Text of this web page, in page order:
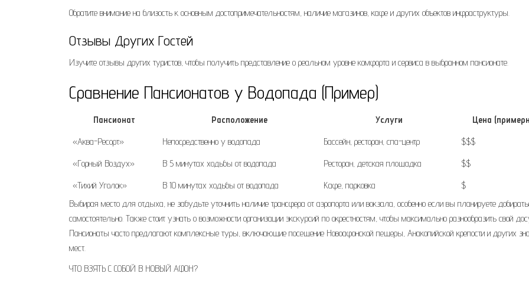
Обратите внимание на близость к основным достопримечательностям, наличие магазинов, кафе и других объектов инфраструктуры.
Отзывы Других Гостей
Изучите отзывы других туристов, чтобы получить представление о реальном уровне комфорта и сервиса в выбранном пансионате.
Сравнение Пансионатов у Водопада (Пример)
Пансионат Расположение Услуги
Цена
«Аква-Ресорт»
Непосредственно у водопада Бассейн, ресторан, спа-центр
$$$
«Горный Воздух»
В 5 минутах ходьбы от водопада Ресторан, детская площадка
$$
«Тихий Уголок»
В 10 минутах ходьбы от водопада Кафе, парковка
$
Выбирая место для отдыха, не забудьте уточнить наличие трансфера от аэропорта или вокзала, особенно если вы планируете
самостоятельно. Также стоит узнать о возможности организации экскурсий по окрестностям, чтобы максимально разнообразить свой
Пансионаты часто предлагают комплексные туры, включающие посещение Новоафонской пещеры, Анакопийской крепости и других
мест.
ЧТО ВЗЯТЬ С СОБОЙ В НОВЫЙ АФОН?